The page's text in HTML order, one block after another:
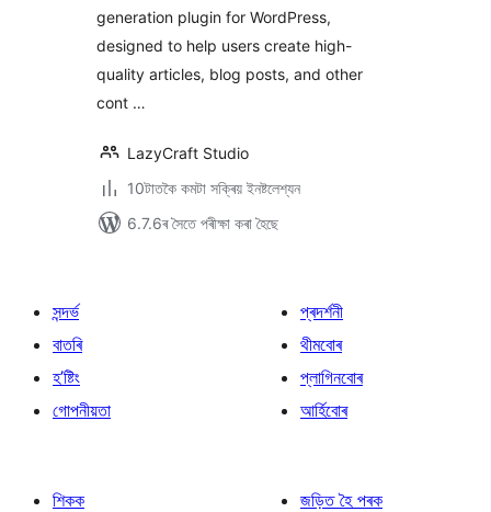
generation plugin for WordPress,
designed to help users create high-
quality articles, blog posts, and other
cont …
LazyCraft Studio
10টাতকৈ কমটা সক্ৰিয় ইনষ্টলেশ্যন
6.7.6ৰ সৈতে পৰীক্ষা কৰা হৈছে
সন্দৰ্ভ
বাতৰি
হ’ষ্টিং
গোপনীয়তা
প্ৰদৰ্শনী
থীমবোৰ
প্লাগিনবোৰ
আৰ্হিবোৰ
শিকক
জড়িত হৈ পৰক